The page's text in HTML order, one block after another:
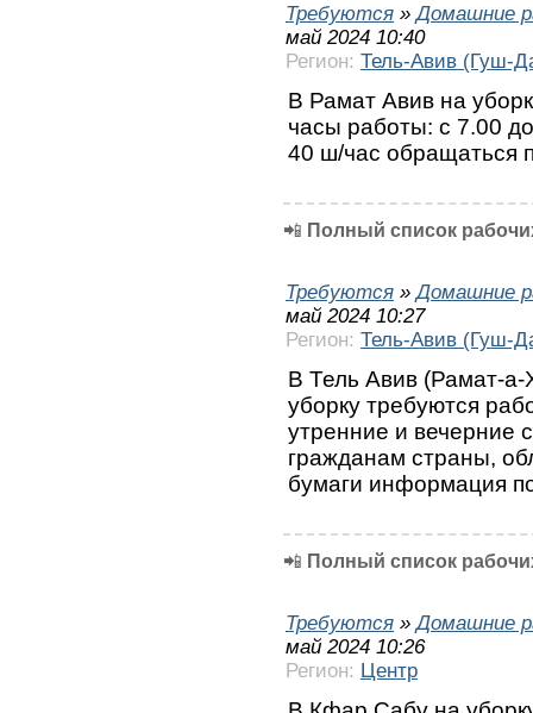
Требуются »Домашние
май 2024 10:40
Регион: Тель-Авив (Гуш-
В Рамат Авив на
часы работы: с 7.00
40 ш/час обращаться
📲 Полный список
Требуются »Домашние
май 2024 10:27
Регион: Тель-Авив (Гуш-
В Тель Авив (Рамат-а-
уборку требуются
утренние и вечерние
гражданам страны,
бумаги информация
📲 Полный список
Требуются »Домашние
май 2024 10:26
Регион: Центр